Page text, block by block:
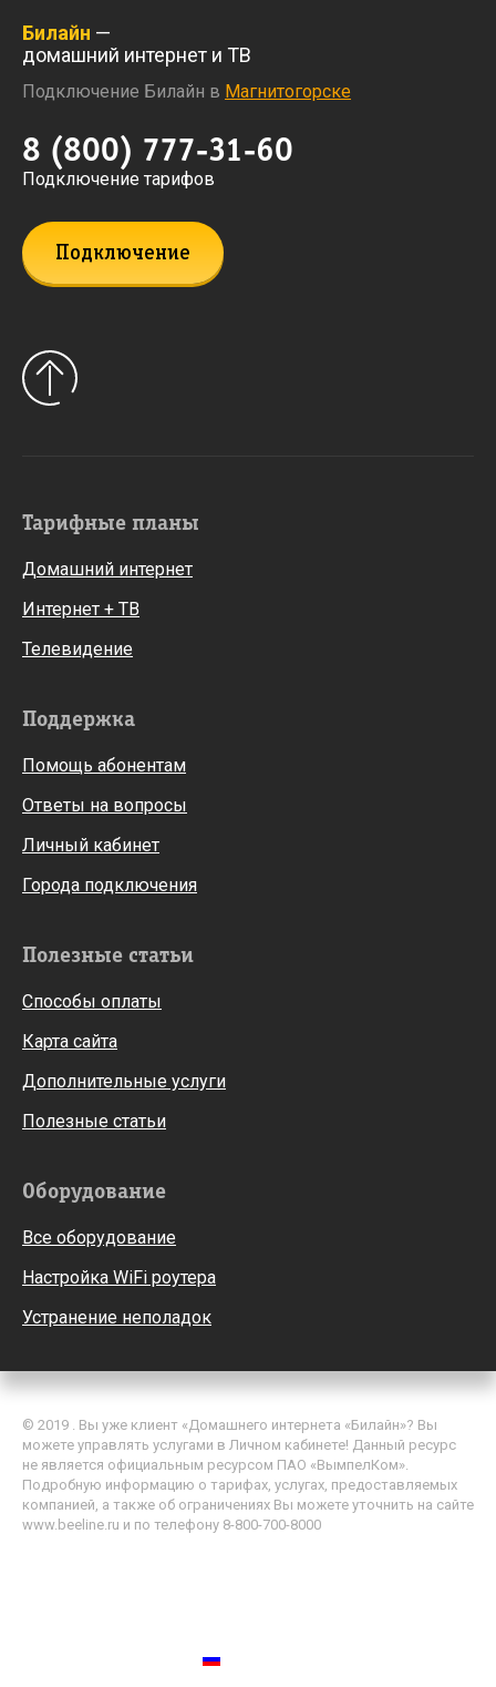
Билайн —
домашний интернет и ТВ
Подключение Билайн в Магнитогорске
8 (800) 777-31-60
Подключение тарифов
Подключение
Тарифные планы
Домашний интернет
Интернет + ТВ
Телевидение
Поддержка
Помощь абонентам
Ответы на вопросы
Личный кабинет
Города подключения
Полезные статьи
Способы оплаты
Карта сайта
Дополнительные услуги
Полезные статьи
Оборудование
Все оборудование
Настройка WiFi роутера
Устранение неполадок
© 2019 . Вы уже клиент «Домашнего интернета «Билайн»? Вы
можете управлять услугами в Личном кабинете! Данный ресурс
не является официальным ресурсом ПАО «ВымпелКом».
Подробную информацию о тарифах, услугах, предоставляемых
компанией, а также об ограничениях Вы можете уточнить на сайте
www.beeline.ru и по телефону 8-800-700-8000